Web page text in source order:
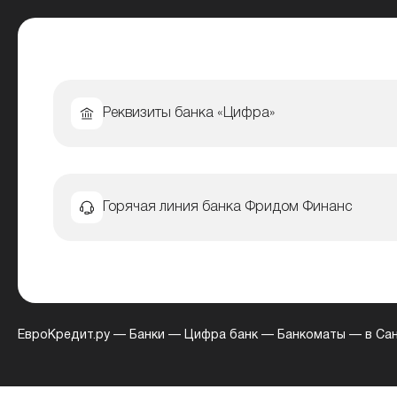
Реквизиты банка «Цифра»
Горячая линия банка Фридом Финанс
ЕвроКредит.ру — Банки — Цифра банк — Банкоматы — в